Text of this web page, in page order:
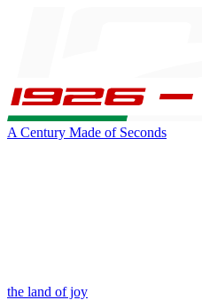
A Century Made of Seconds
the land of joy